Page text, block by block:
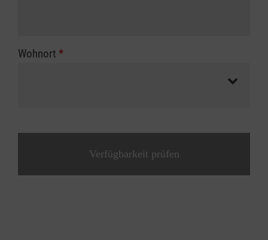
Wohnort *
Verfügbarkeit prüfen